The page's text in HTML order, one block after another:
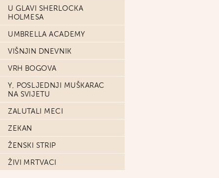
U GLAVI SHERLOCKA
HOLMESA
UMBRELLA ACADEMY
VIŠNJIN DNEVNIK
VRH BOGOVA
Y, POSLJEDNJI MUŠKARAC
NA SVIJETU
ZALUTALI MECI
ZEKAN
ŽENSKI STRIP
ŽIVI MRTVACI